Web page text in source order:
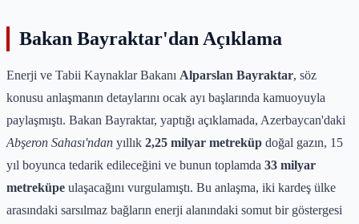
Bakan Bayraktar'dan Açıklama
Enerji ve Tabii Kaynaklar Bakanı Alparslan Bayraktar, söz
konusu anlaşmanın detaylarını ocak ayı başlarında kamuoyuyla
paylaşmıştı. Bakan Bayraktar, yaptığı açıklamada, Azerbaycan'daki
Abşeron Sahası'ndan yıllık 2,25 milyar metreküp doğal gazın, 15
yıl boyunca tedarik edileceğini ve bunun toplamda 33 milyar
metreküpe ulaşacağını vurgulamıştı. Bu anlaşma, iki kardeş ülke
arasındaki sarsılmaz bağların enerji alanındaki somut bir göstergesi